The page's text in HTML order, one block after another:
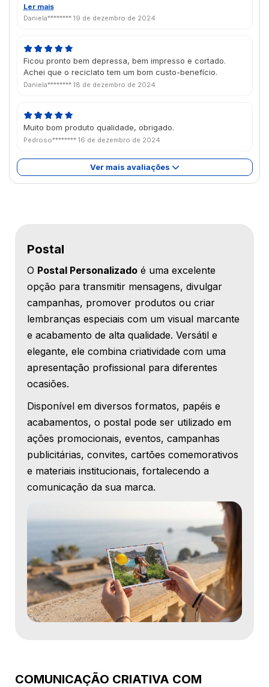
muito bons. Chegou antes do esperado, bem em tempo
pro Natal, estou muito satisfeita com o trabalho da Futura
Ler mais
Daniela******** 19 de dezembro de 2024
Ficou pronto bem depressa, bem impresso e cortado.
Achei que o reciclato tem um bom custo-benefício.
Daniela******** 18 de dezembro de 2024
Muito bom produto qualidade, obrigado.
Pedroso******** 16 de dezembro de 2024
Ver mais avaliações
Postal
O Postal Personalizado é uma excelente
opção para transmitir mensagens, divulgar
campanhas, promover produtos ou criar
lembranças especiais com um visual marcante
e acabamento de alta qualidade. Versátil e
elegante, ele combina criatividade com uma
apresentação profissional para diferentes
ocasiões.
Disponível em diversos formatos, papéis e
acabamentos, o postal pode ser utilizado em
ações promocionais, eventos, campanhas
publicitárias, convites, cartões comemorativos
e materiais institucionais, fortalecendo a
comunicação da sua marca.
COMUNICAÇÃO CRIATIVA COM